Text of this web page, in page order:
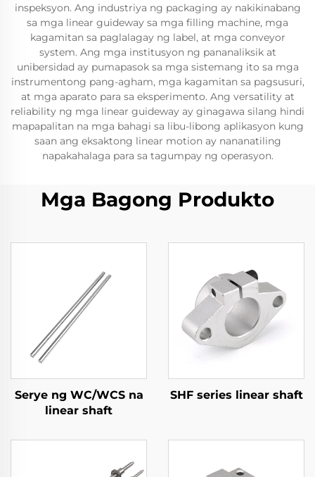
inspeksyon. Ang industriya ng packaging ay nakikinabang
sa mga linear guideway sa mga filling machine, mga
kagamitan sa paglalagay ng label, at mga conveyor
system. Ang mga institusyon ng pananaliksik at
unibersidad ay pumapasok sa mga sistemang ito sa mga
instrumentong pang-agham, mga kagamitan sa pagsusuri,
at mga aparato para sa eksperimento. Ang versatility at
reliability ng mga linear guideway ay ginagawa silang hindi
mapapalitan na mga bahagi sa libu-libong aplikasyon kung
saan ang eksaktong linear motion ay nananatiling
napakahalaga para sa tagumpay ng operasyon.
Mga Bagong Produkto
Serye ng WC/WCS na
linear shaft
SHF series linear shaft